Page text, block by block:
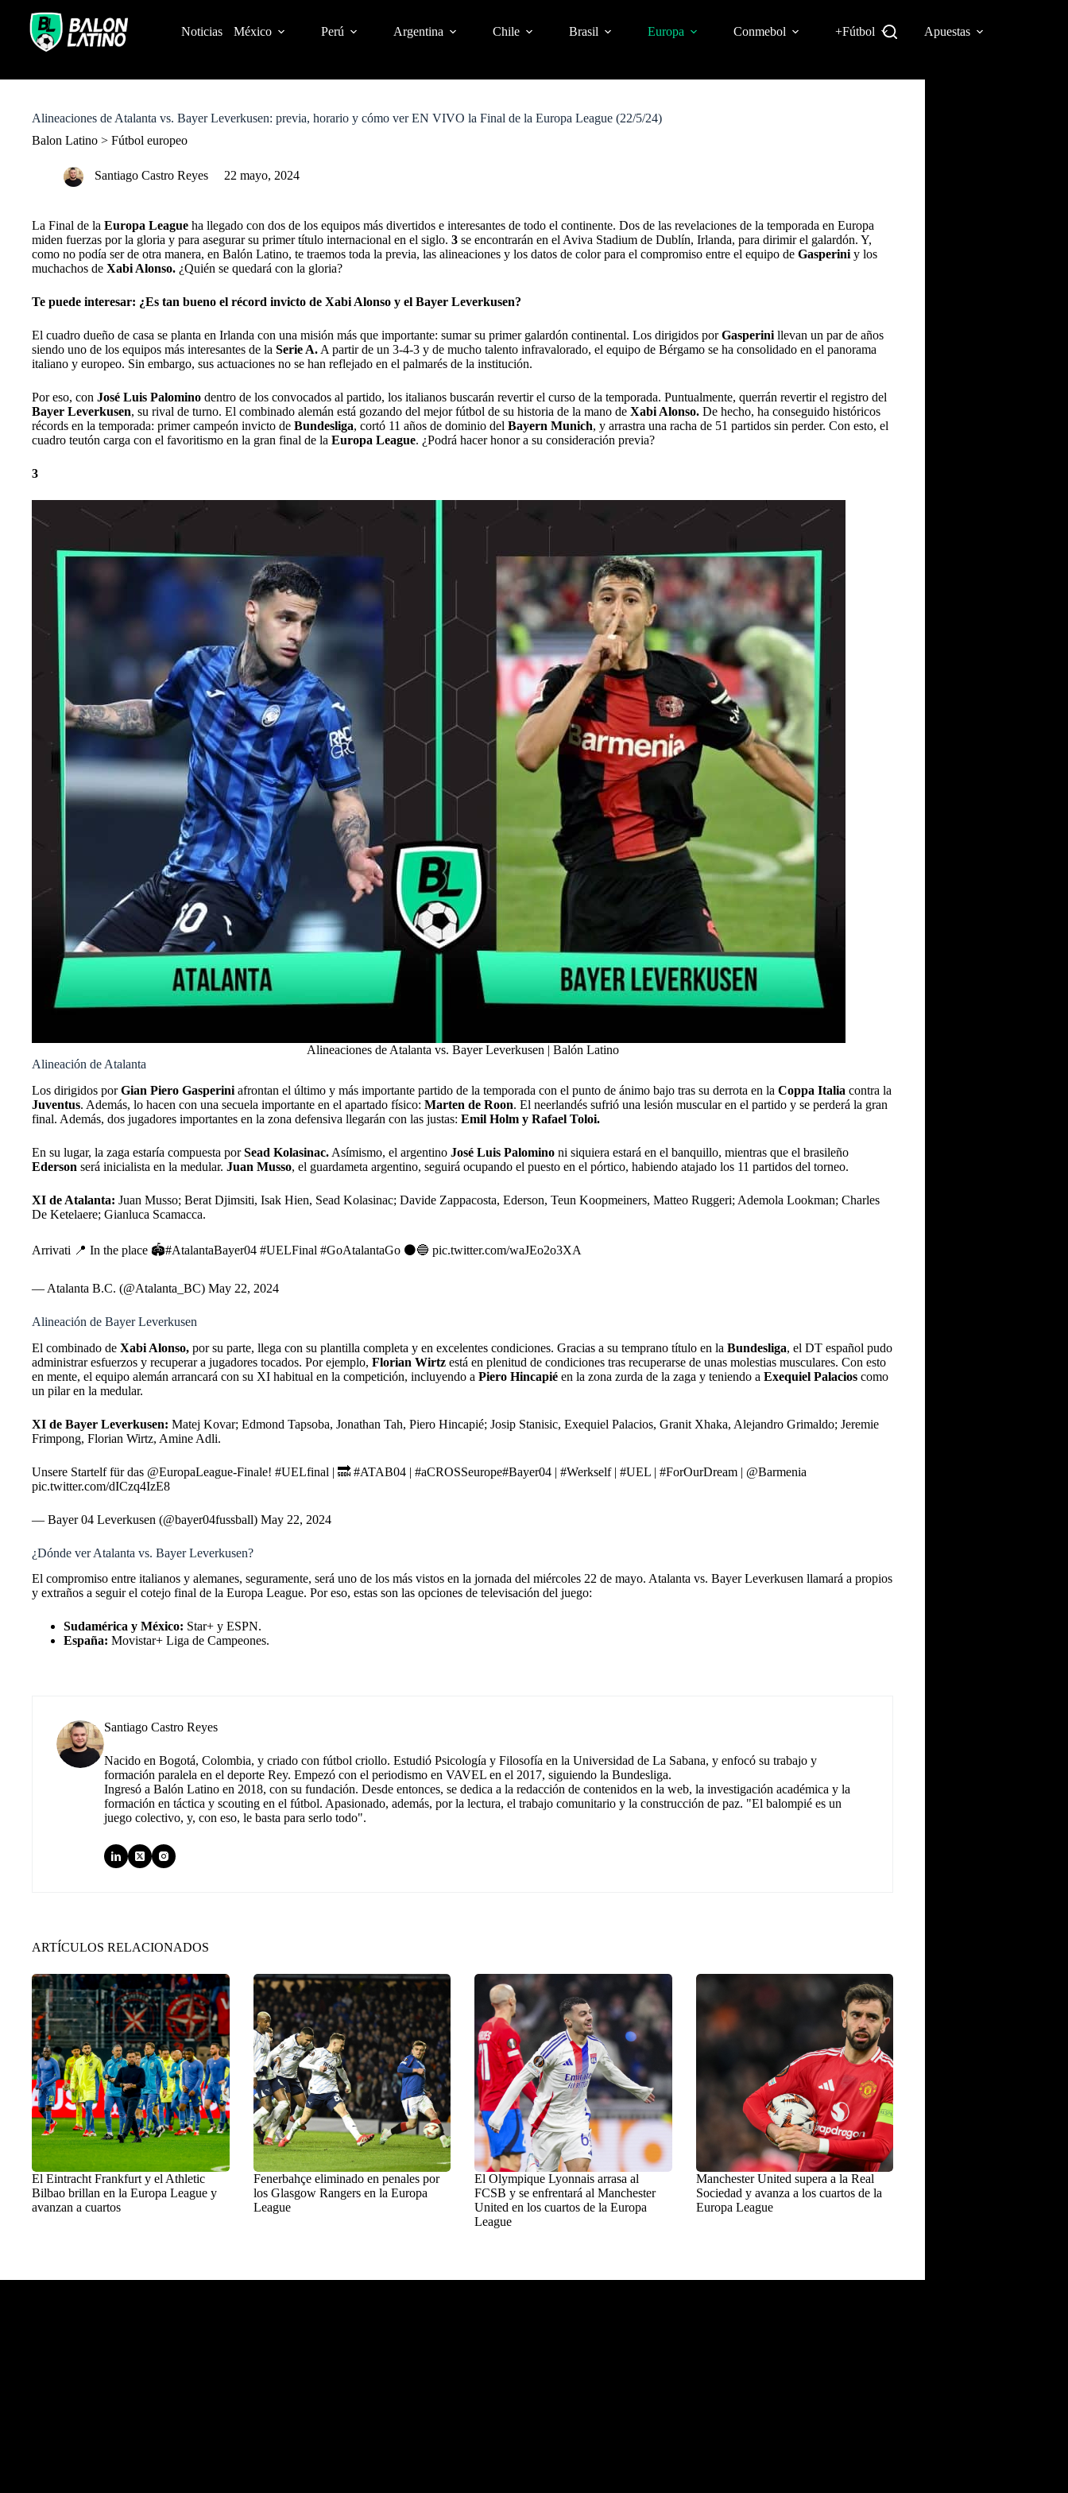
o
Noticias México Perú Argentina Chile Brasil Europa Conmebol +Fútbol Apuestas
Alineaciones de Atalanta vs. Bayer Leverkusen: previa, horario y cómo ver EN VIVO la Final de la Europa League (22/5/24)
Balon Latino > Fútbol europeo
Santiago Castro Reyes 22 mayo, 2024
La Final de la Europa League ha llegado con dos de los equipos más divertidos e interesantes de todo el continente. Dos de las revelaciones de la temporada en Europa
miden fuerzas por la gloria y para asegurar su primer título internacional en el siglo. 3 se encontrarán en el Aviva Stadium de Dublín, Irlanda, para dirimir el galardón. Y,
como no podía ser de otra manera, en Balón Latino, te traemos toda la previa, las alineaciones y los datos de color para el compromiso entre el equipo de Gasperini y los
muchachos de Xabi Alonso. ¿Quién se quedará con la gloria?
Te puede interesar: ¿Es tan bueno el récord invicto de Xabi Alonso y el Bayer Leverkusen?
El cuadro dueño de casa se planta en Irlanda con una misión más que importante: sumar su primer galardón continental. Los dirigidos porGasperini llevan un par de años
siendo uno de los equipos más interesantes de la Serie A. A partir de un 3-4-3 y de mucho talento infravalorado, el equipo de Bérgamo se ha consolidado en el panorama
italiano y europeo. Sin embargo, sus actuaciones no se han reflejado en el palmarés de la institución.
Por eso, con José Luis Palomino dentro de los convocados al partido, los italianos buscarán revertir el curso de la temporada. Puntualmente, querrán revertir el registro del
Bayer Leverkusen, su rival de turno. El combinado alemán está gozando del mejor fútbol de su historia de la mano de Xabi Alonso. De hecho, ha conseguido históricos
récords en la temporada: primer campeón invicto de Bundesliga, cortó 11 años de dominio del Bayern Munich, y arrastra una racha de 51 partidos sin perder. Con esto, el
cuadro teutón carga con el favoritismo en la gran final de la Europa League. ¿Podrá hacer honor a su consideración previa?
3
Alineaciones de Atalanta vs. Bayer Leverkusen | Balón Latino
Alineación de Atalanta
Los dirigidos porGian Piero Gasperini afrontan el último y más importante partido de la temporada con el punto de ánimo bajo tras su derrota en la Coppa Italia contra la
Juventus. Además, lo hacen con una secuela importante en el apartado físico: Marten de Roon. El neerlandés sufrió una lesión muscular en el partido y se perderá la gran
final. Además, dos jugadores importantes en la zona defensiva llegarán con las justas: Emil Holm y Rafael Toloi.
En su lugar, la zaga estaría compuesta porSead Kolasinac. Asímismo, el argentino José Luis Palomino ni siquiera estará en el banquillo, mientras que el brasileño
Ederson será inicialista en la medular. Juan Musso, el guardameta argentino, seguirá ocupando el puesto en el pórtico, habiendo atajado los 11 partidos del torneo.
XI de Atalanta: Juan Musso; Berat Djimsiti, Isak Hien, Sead Kolasinac; Davide Zappacosta, Ederson, Teun Koopmeiners, Matteo Ruggeri; Ademola Lookman; Charles
De Ketelaere; Gianluca Scamacca.
Arrivati 📍 In the place 🏟️#AtalantaBayer04 #UELFinal #GoAtalantaGo ⚫️🔵 pic.twitter.com/waJEo2o3XA
— Atalanta B.C. (@Atalanta_BC) May 22, 2024
Alineación de Bayer Leverkusen
El combinado de Xabi Alonso, por su parte, llega con su plantilla completa y en excelentes condiciones. Gracias a su temprano título en la Bundesliga, el DT español pudo
administrar esfuerzos y recuperar a jugadores tocados. Por ejemplo, Florian Wirtz está en plenitud de condiciones tras recuperarse de unas molestias musculares. Con esto
en mente, el equipo alemán arrancará con su XI habitual en la competición, incluyendo a Piero Hincapié en la zona zurda de la zaga y teniendo a Exequiel Palacios como
un pilar en la medular.
XI de Bayer Leverkusen: Matej Kovar; Edmond Tapsoba, Jonathan Tah, Piero Hincapié; Josip Stanisic, Exequiel Palacios, Granit Xhaka, Alejandro Grimaldo; Jeremie
Frimpong, Florian Wirtz, Amine Adli.
Unsere Startelf für das @EuropaLeague-Finale! #UELfinal | 🔜 #ATAB04 | #aCROSSeurope#Bayer04 | #Werkself| #UEL | #ForOurDream | @Barmenia
pic.twitter.com/dICzq4IzE8
— Bayer 04 Leverkusen (@bayer04fussball) May 22, 2024
¿Dónde ver Atalanta vs. Bayer Leverkusen?
El compromiso entre italianos y alemanes, seguramente, será uno de los más vistos en la jornada del miércoles 22 de mayo. Atalanta vs. Bayer Leverkusen llamará a propios
y extraños a seguir el cotejo final de la Europa League. Por eso, estas son las opciones de televisación del juego:
Sudamérica y México: Star+ y ESPN.
España: Movistar+ Liga de Campeones.
Santiago Castro Reyes
Nacido en Bogotá, Colombia, y criado con fútbol criollo. Estudió Psicología y Filosofía en la Universidad de La Sabana, y enfocó su trabajo y
formación paralela en el deporte Rey. Empezó con el periodismo en VAVEL en el 2017, siguiendo la Bundesliga.
Ingresó a Balón Latino en 2018, con su fundación. Desde entonces, se dedica a la redacción de contenidos en la web, la investigación académica y la
formación en táctica y scouting en el fútbol. Apasionado, además, por la lectura, el trabajo comunitario y la construcción de paz. "El balompié es un
juego colectivo, y, con eso, le basta para serlo todo".
ARTÍCULOS RELACIONADOS
El Eintracht Frankfurt y el Athletic
Bilbao brillan en la Europa League y
avanzan a cuartos
Fenerbahçe eliminado en penales por
los Glasgow Rangers en la Europa
League
El Olympique Lyonnais arrasa al
FCSB y se enfrentará al Manchester
United en los cuartos de la Europa
League
Manchester United supera a la Real
Sociedad y avanza a los cuartos de la
Europa League